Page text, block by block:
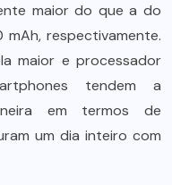
maior do que a do
respectivamente.
maior e processador
tendem a
em termos de
um dia inteiro com